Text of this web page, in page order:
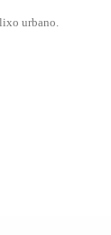
urbano.